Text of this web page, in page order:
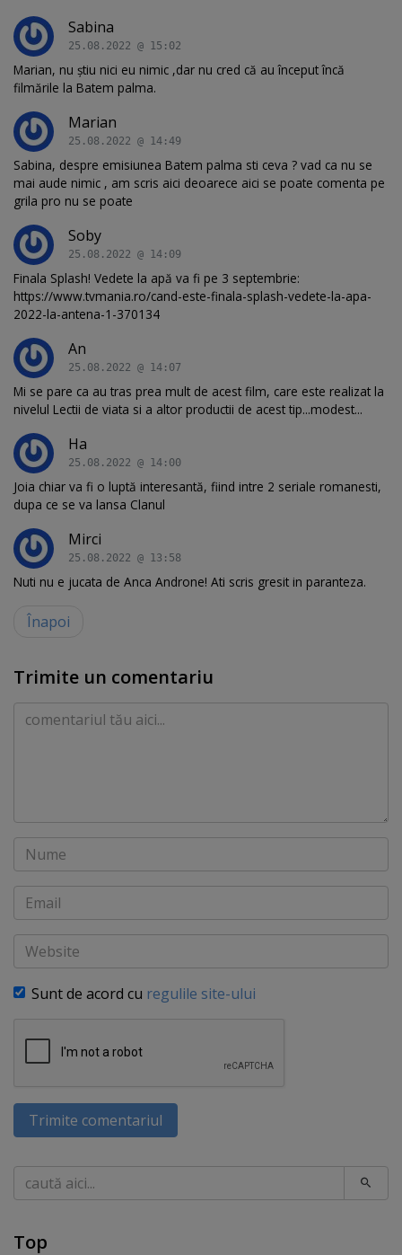
Sabina
25.08.2022 @ 15:02
Marian, nu știu nici eu nimic ,dar nu cred că au început încă
filmările la Batem palma.
Marian
25.08.2022 @ 14:49
Sabina, despre emisiunea Batem palma sti ceva ? vad ca nu se
mai aude nimic , am scris aici deoarece aici se poate comenta pe
grila pro nu se poate
Soby
25.08.2022 @ 14:09
Finala Splash! Vedete la apă va fi pe 3 septembrie:
https://www.tvmania.ro/cand-este-finala-splash-vedete-la-apa-
2022-la-antena-1-370134
An
25.08.2022 @ 14:07
Mi se pare ca au tras prea mult de acest film, care este realizat la
nivelul Lectii de viata si a altor productii de acest tip...modest...
Ha
25.08.2022 @ 14:00
Joia chiar va fi o luptă interesantă, fiind intre 2 seriale romanesti,
dupa ce se va lansa Clanul
Mirci
25.08.2022 @ 13:58
Nuti nu e jucata de Anca Androne! Ati scris gresit in paranteza.
Înapoi
Trimite un comentariu
Comentariu
Nume
Email
Website
Sunt de acord cu regulile site-ului
Trimite comentariul
Caută
Top